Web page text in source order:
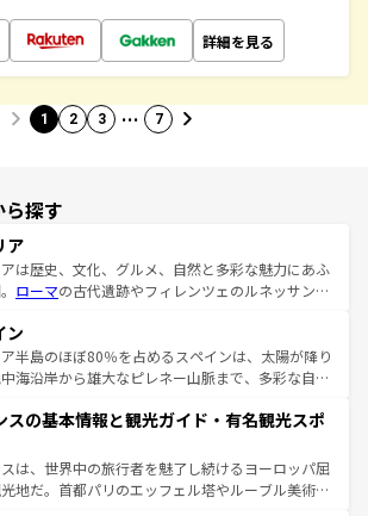
詳細を見る
1 2 3 … 7
探す
ア
は歴史、文化、グルメ、自然と多彩な魅力にあふ
ローマの古代遺跡やフィレンツェのルネッサンス
スカーナの美しい田園風景やアマルフィ海岸の絶
自然景観も見逃せない。観光の合間には、本場の
スタなど、絶品のイタリア料理を堪能することも
れるイタリアで、忘れられない旅をしてみよう！
着のイタリア情報は
ン
半島のほぼ80％を占めるスペインは、太陽が降り
海沿岸から雄大なピレネー山脈まで、多彩な自然
付くこの国では、情熱的なフラメンコ、熱気あふ
、そして美味しいタパスが生活の一部となってい
マドリードの洗練された雰囲気や、バルセロナの
溢れた街角から、地方では古代ローマ遺跡や中世
スの基本情報と観光ガイド・有名観光スポ
は、世界中の旅行者を魅了し続けるヨーロッパ屈
地だ。首都パリのエッフェル塔やルーブル美術館